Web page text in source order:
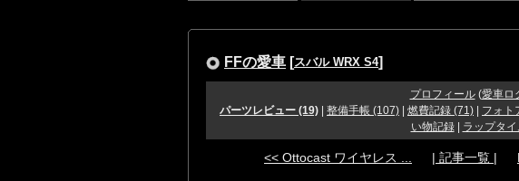
FFの愛車 [スバル WRX S4]
プロフィール(愛車ロ
パーツレビュー (19)
整備手帳 (107) 燃費記録 (71) フォト
い物記録| ラップタイ
<< Ottocast ワイヤレス ... | 記事一覧 |